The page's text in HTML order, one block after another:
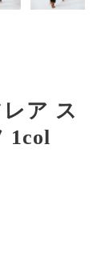
ア ス
1col